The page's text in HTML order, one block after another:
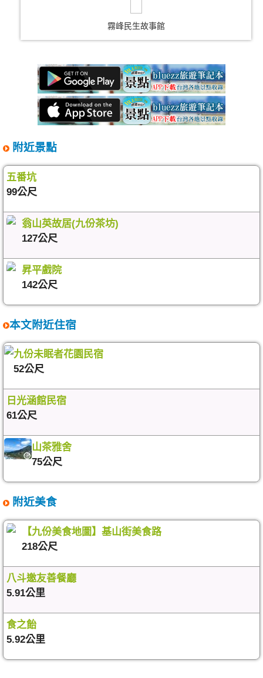
霧峰民生故事館
附近景點
五番坑
99公尺
翁山英故居(九份茶坊)
127公尺
昇平戲院
142公尺
本文附近住宿
九份未眠者花園民宿
52公尺
日光涵館民宿
61公尺
山茶雅舍
75公尺
附近美食
【九份美食地圖】基山街美食路
218公尺
八斗邀友善餐廳
5.91公里
食之飴
5.92公里